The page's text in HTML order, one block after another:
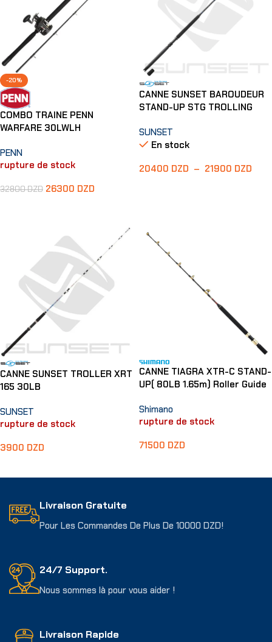
-20%
COMBO TRAINE PENN
WARFARE 30LWLH
PENN
rupture de stock
32800DZD 26300 DZD
CANNE SUNSET BAROUDEUR
STAND-UP STG TROLLING
SUNSET
En stock
20400 DZD – 21900 DZD
CANNE SUNSET TROLLER XRT
165 30LB
SUNSET
rupture de stock
3900 DZD
CANNE TIAGRA XTR-C STAND-
UP( 80LB 1.65m) Roller Guide
Shimano
rupture de stock
71500 DZD
Livraison Gratuite
Pour Les Commandes De Plus De 10000 DZD!
24/7 Support.
Nous sommes là pour vous aider !
Livraison Rapide